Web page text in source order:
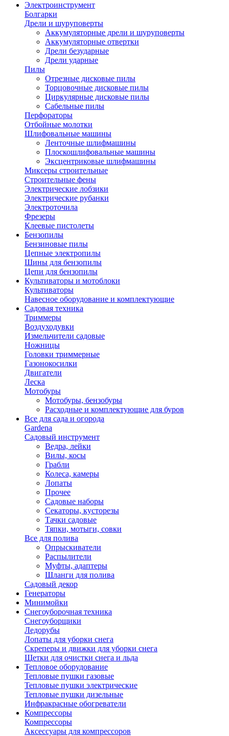
Электроинструмент
Болгарки
Дрели и шуруповерты
Аккумуляторные дрели и шуруповерты
Аккумуляторные отвертки
Дрели безударные
Дрели ударные
Пилы
Отрезные дисковые пилы
Торцовочные дисковые пилы
Циркулярные дисковые пилы
Сабельные пилы
Перфораторы
Отбойные молотки
Шлифовальные машины
Ленточные шлифмашины
Плоскошлифовальные машины
Эксцентриковые шлифмашины
Миксеры строительные
Строительные фены
Электрические лобзики
Электрические рубанки
Электроточила
Фрезеры
Клеевые пистолеты
Бензопилы
Бензиновые пилы
Цепные электропилы
Шины для бензопилы
Цепи для бензопилы
Культиваторы и мотоблоки
Культиваторы
Навесное оборудование и комплектующие
Садовая техника
Триммеры
Воздуходувки
Измельчители садовые
Ножницы
Головки триммерные
Газонокосилки
Двигатели
Леска
Мотобуры
Мотобуры, бензобуры
Расходные и комплектующие для буров
Все для сада и огорода
Gardena
Садовый инструмент
Ведра, лейки
Вилы, косы
Грабли
Колеса, камеры
Лопаты
Прочее
Садовые наборы
Секаторы, кусторезы
Тачки садовые
Тяпки, мотыги, совки
Все для полива
Опрыскиватели
Распылители
Муфты, адаптеры
Шланги для полива
Садовый декор
Генераторы
Минимойки
Снегоуборочная техника
Снегоуборщики
Ледорубы
Лопаты для уборки снега
Скреперы и движки для уборки снега
Щетки для очистки снега и льда
Тепловое оборудование
Тепловые пушки газовые
Тепловые пушки электрические
Тепловые пушки дизельные
Инфракрасные обогреватели
Компрессоры
Компрессоры
Аксессуары для компрессоров